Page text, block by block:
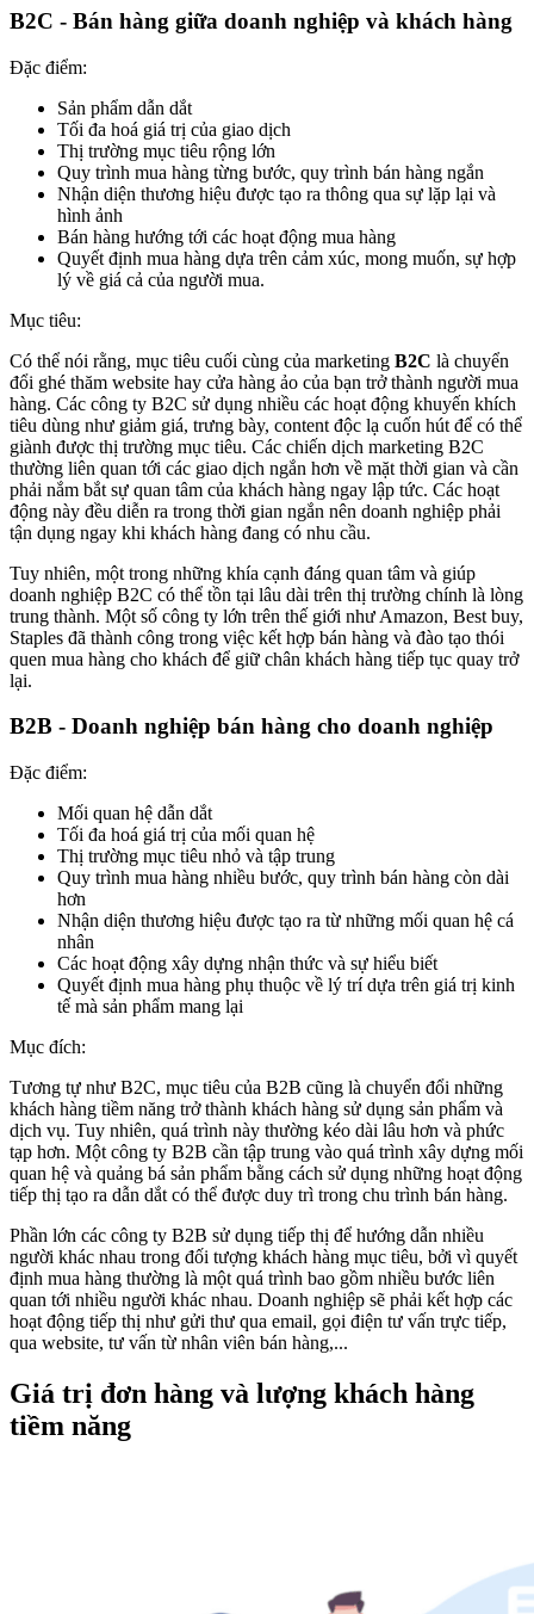
B2C - Bán hàng giữa doanh nghiệp và khách hàng
Đặc điểm:
Sản phẩm dẫn dắt
Tối đa hoá giá trị của giao dịch
Thị trường mục tiêu rộng lớn
Quy trình mua hàng từng bước, quy trình bán hàng ngắn
Nhận diện thương hiệu được tạo ra thông qua sự lặp lại và
hình ảnh
Bán hàng hướng tới các hoạt động mua hàng
Quyết định mua hàng dựa trên cảm xúc, mong muốn, sự hợp
lý về giá cả của người mua.
Mục tiêu:
Có thể nói rằng, mục tiêu cuối cùng của marketing B2C là chuyển
đổi ghé thăm website hay cửa hàng ảo của bạn trở thành người mua
hàng. Các công ty B2C sử dụng nhiều các hoạt động khuyến khích
tiêu dùng như giảm giá, trưng bày, content độc lạ cuốn hút để có thể
giành được thị trường mục tiêu. Các chiến dịch marketing B2C
thường liên quan tới các giao dịch ngắn hơn về mặt thời gian và cần
phải nắm bắt sự quan tâm của khách hàng ngay lập tức. Các hoạt
động này đều diễn ra trong thời gian ngắn nên doanh nghiệp phải
tận dụng ngay khi khách hàng đang có nhu cầu.
Tuy nhiên, một trong những khía cạnh đáng quan tâm và giúp
doanh nghiệp B2C có thể tồn tại lâu dài trên thị trường chính là lòng
trung thành. Một số công ty lớn trên thế giới như Amazon, Best buy,
Staples đã thành công trong việc kết hợp bán hàng và đào tạo thói
quen mua hàng cho khách để giữ chân khách hàng tiếp tục quay trở
lại.
B2B - Doanh nghiệp bán hàng cho doanh nghiệp
Đặc điểm:
Mối quan hệ dẫn dắt
Tối đa hoá giá trị của mối quan hệ
Thị trường mục tiêu nhỏ và tập trung
Quy trình mua hàng nhiều bước, quy trình bán hàng còn dài
hơn
Nhận diện thương hiệu được tạo ra từ những mối quan hệ cá
nhân
Các hoạt động xây dựng nhận thức và sự hiểu biết
Quyết định mua hàng phụ thuộc về lý trí dựa trên giá trị kinh
tế mà sản phẩm mang lại
Mục đích:
Tương tự như B2C, mục tiêu của B2B cũng là chuyển đổi những
khách hàng tiềm năng trở thành khách hàng sử dụng sản phẩm và
dịch vụ. Tuy nhiên, quá trình này thường kéo dài lâu hơn và phức
tạp hơn. Một công ty B2B cần tập trung vào quá trình xây dựng mối
quan hệ và quảng bá sản phẩm bằng cách sử dụng những hoạt động
tiếp thị tạo ra dẫn dắt có thể được duy trì trong chu trình bán hàng.
Phần lớn các công ty B2B sử dụng tiếp thị để hướng dẫn nhiều
người khác nhau trong đối tượng khách hàng mục tiêu, bởi vì quyết
định mua hàng thường là một quá trình bao gồm nhiều bước liên
quan tới nhiều người khác nhau. Doanh nghiệp sẽ phải kết hợp các
hoạt động tiếp thị như gửi thư qua email, gọi điện tư vấn trực tiếp,
qua website, tư vấn từ nhân viên bán hàng,...
Giá trị đơn hàng và lượng khách hàng
tiềm năng